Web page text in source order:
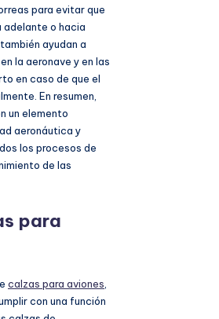
para evitar que
adelante o hacia
ayudan a
la aeronave y en las
en caso de que el
En resumen,
un elemento
aeronáutica y
los procesos de
de las
para
calzas para aviones
con una función